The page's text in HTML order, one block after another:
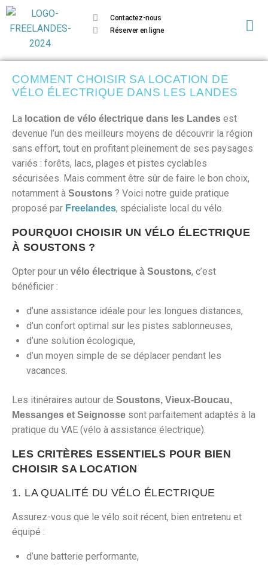
Contactez-nous
Réserver en ligne
COMMENT CHOISIR SA LOCATION DE
VÉLO ÉLECTRIQUE DANS LES LANDES
La location de vélo électrique dans les Landes est
devenue l’un des meilleurs moyens de découvrir la région
sans effort, tout en profitant pleinement de ses paysages
variés : forêts, lacs, plages et pistes cyclables
sécurisées. Mais comment être sûr de faire le bon choix,
notamment à Soustons ? Voici notre guide pratique
proposé par Freelandes, spécialiste local du vélo.
POURQUOI CHOISIR UN VÉLO ÉLECTRIQUE
À SOUSTONS ?
Opter pour un vélo électrique à Soustons, c’est
bénéficier :
d’une assistance idéale pour les longues distances,
d’un confort optimal sur les pistes sablonneuses,
d’une solution écologique,
d’un moyen simple de se déplacer pendant les
vacances.
Les itinéraires autour de Soustons, Vieux-Boucau,
Messanges et Seignosse sont parfaitement adaptés à la
pratique du VAE (vélo à assistance électrique).
LES CRITÈRES ESSENTIELS POUR BIEN
CHOISIR SA LOCATION
1. LA QUALITÉ DU VÉLO ÉLECTRIQUE
Assurez-vous que le vélo soit récent, bien entretenu et
équipé :
d’une batterie performante,